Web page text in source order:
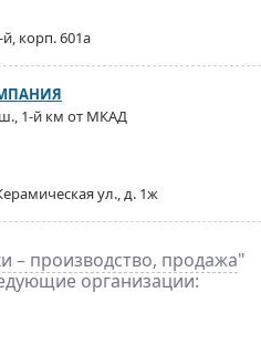
корп. 601а
1-й км от МКАД
ул., д. 1ж
– производство, продажа"
организации: